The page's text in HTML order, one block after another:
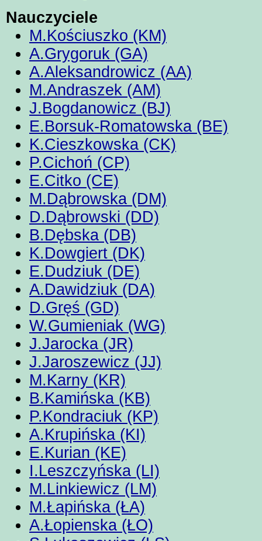
Nauczyciele
M.Kościuszko (KM)
A.Grygoruk (GA)
A.Aleksandrowicz (AA)
M.Andraszek (AM)
J.Bogdanowicz (BJ)
E.Borsuk-Romatowska (BE)
K.Cieszkowska (CK)
P.Cichoń (CP)
E.Citko (CE)
M.Dąbrowska (DM)
D.Dąbrowski (DD)
B.Dębska (DB)
K.Dowgiert (DK)
E.Dudziuk (DE)
A.Dawidziuk (DA)
D.Gręś (GD)
W.Gumieniak (WG)
J.Jarocka (JR)
J.Jaroszewicz (JJ)
M.Karny (KR)
B.Kamińska (KB)
P.Kondraciuk (KP)
A.Krupińska (KI)
E.Kurian (KE)
I.Leszczyńska (LI)
M.Linkiewicz (LM)
M.Łapińska (ŁA)
A.Łopienska (ŁO)